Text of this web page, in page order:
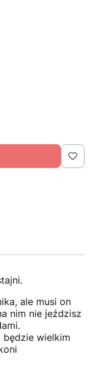
ale musi on
nim nie jeździsz
będzie wielkim